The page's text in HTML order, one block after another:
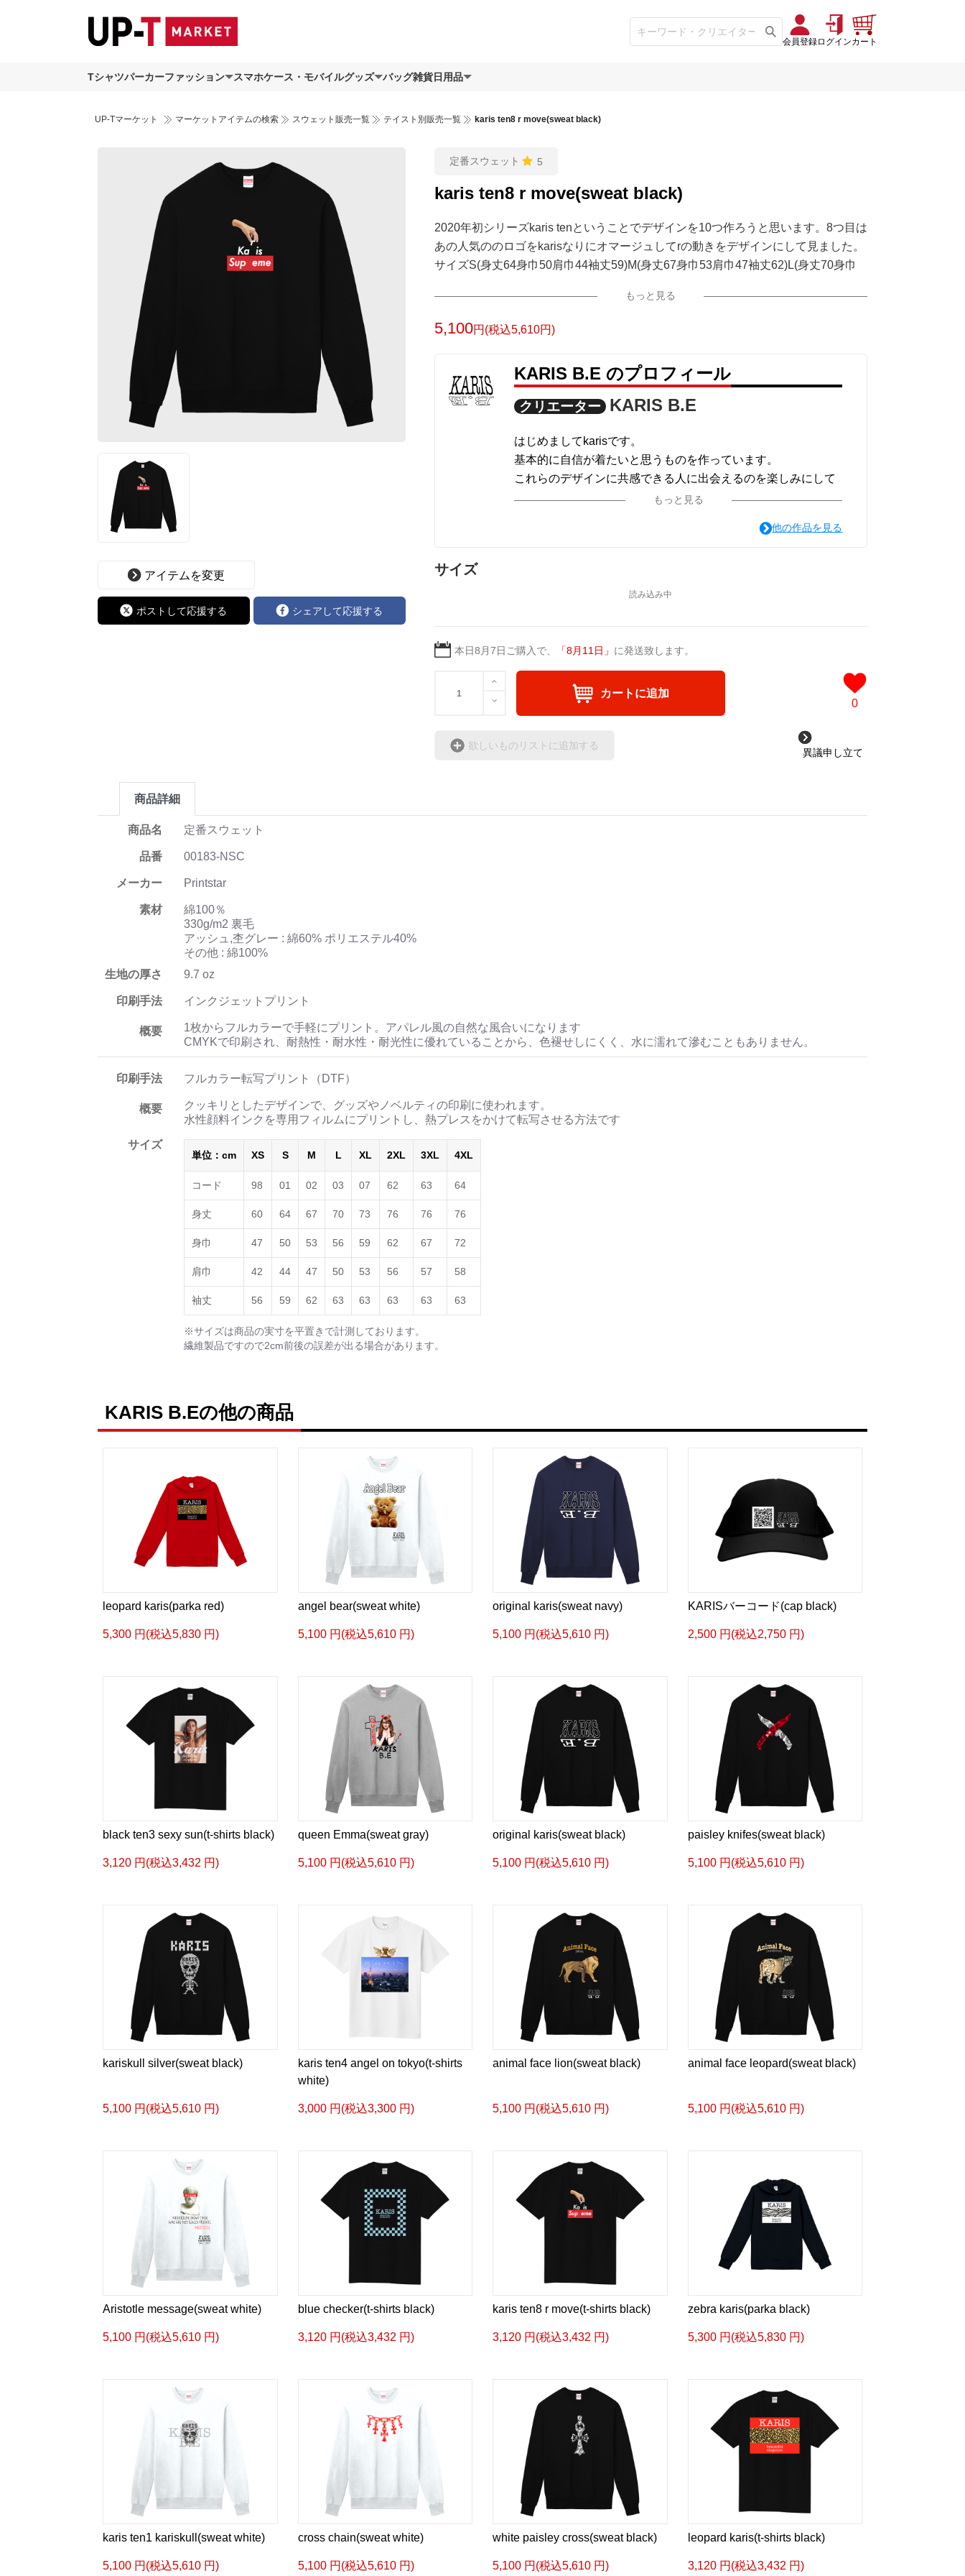
会員登録ログインカート
Tシャツパーカーファッション スマホケース・モバイルグッズ バッグ雑貨日用品
UP-Tマーケット マーケットアイテムの検索 スウェット販売一覧 テイスト別販売一覧 karis ten8 r move(sweat black)
アイテムを変更
ポストして応援する シェアして応援する
定番スウェット 5
karis ten8 r move(sweat black)
2020年初シリーズkaris tenということでデザインを10つ作ろうと思います。8つ目は
あの人気ののロゴをkarisなりにオマージュしてrの動きをデザインにして見ました。
サイズS(身丈64身巾50肩巾44袖丈59)M(身丈67身巾53肩巾47袖丈62)L(身丈70身巾
もっと見る
5,100円(税込5,610円)
KARIS B.E のプロフィール
クリエーター KARIS B.E
はじめましてkarisです。
基本的に自信が着たいと思うものを作っています。
これらのデザインに共感できる人に出会えるのを楽しみにして
います。よろしくお願いします。
もっと見る
他の作品を見る
サイズ
本日8月7日 ご購入で、 「8月11日 」 に発送致します。
カートに追加
0
欲しいものリストに追加する
異議申し立て
商品詳細
商品名 定番スウェット
品番 00183-NSC
メーカー Printstar
素材
綿100％
330g/m2 裏毛
アッシュ,杢グレー : 綿60% ポリエステル40%
その他 : 綿100%
生地の厚さ
9.7 oz
印刷手法 インクジェットプリント
概要
1枚からフルカラーで手軽にプリント。アパレル風の自然な風合いになります
CMYKで印刷され、耐熱性・耐水性・耐光性に優れていることから、色褪せしにくく、水に濡れて滲むこともありません。
印刷手法 フルカラー転写プリント（DTF）
概要
クッキリとしたデザインで、グッズやノベルティの印刷に使われます。
水性顔料インクを専用フィルムにプリントし、熱プレスをかけて転写させる方法です
サイズ
単位：cm XS S M L XL 2XL 3XL 4XL
コード 98 01 02 03 07 62 63 64
身丈 60 64 67 70 73 76 76 76
身巾 47 50 53 56 59 62 67 72
肩巾 42 44 47 50 53 56 57 58
袖丈 56 59 62 63 63 63 63 63
※サイズは商品の実寸を平置きで計測しております。
繊維製品ですので2cm前後の誤差が出る場合があります。
KARIS B.Eの他の商品
leopard karis(parka red)
5,300 円(税込5,830 円)
angel bear(sweat white)
5,100 円(税込5,610 円)
original karis(sweat navy)
5,100 円(税込5,610 円)
KARISバーコード(cap black)
2,500 円(税込2,750 円)
black ten3 sexy sun(t-shirts black)
3,120 円(税込3,432 円)
queen Emma(sweat gray)
5,100 円(税込5,610 円)
original karis(sweat black)
5,100 円(税込5,610 円)
paisley knifes(sweat black)
5,100 円(税込5,610 円)
kariskull silver(sweat black)
5,100 円(税込5,610 円)
karis ten4 angel on tokyo(t-shirts
white)
3,000 円(税込3,300 円)
animal face lion(sweat black)
5,100 円(税込5,610 円)
animal face leopard(sweat black)
5,100 円(税込5,610 円)
Aristotle message(sweat white)
5,100 円(税込5,610 円)
blue checker(t-shirts black)
3,120 円(税込3,432 円)
karis ten8 r move(t-shirts black)
3,120 円(税込3,432 円)
zebra karis(parka black)
5,300 円(税込5,830 円)
karis ten1 kariskull(sweat white)
5,100 円(税込5,610 円)
cross chain(sweat white)
5,100 円(税込5,610 円)
white paisley cross(sweat black)
5,100 円(税込5,610 円)
leopard karis(t-shirts black)
3,120 円(税込3,432 円)